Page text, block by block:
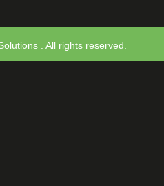
. All rights reserved.